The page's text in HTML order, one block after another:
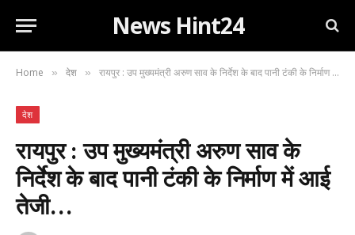
News Hint24
Home » देश » रायपुर : उप मुख्यमंत्री अरुण साव के निर्देश के बाद पानी टंकी के निर्माण में आई तेजी…
देश
रायपुर : उप मुख्यमंत्री अरुण साव के
निर्देश के बाद पानी टंकी के निर्माण में आई
तेजी…